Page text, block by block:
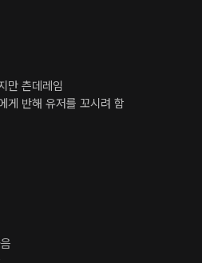
만 츤데레임
게 반해 유저를 꼬시려 함